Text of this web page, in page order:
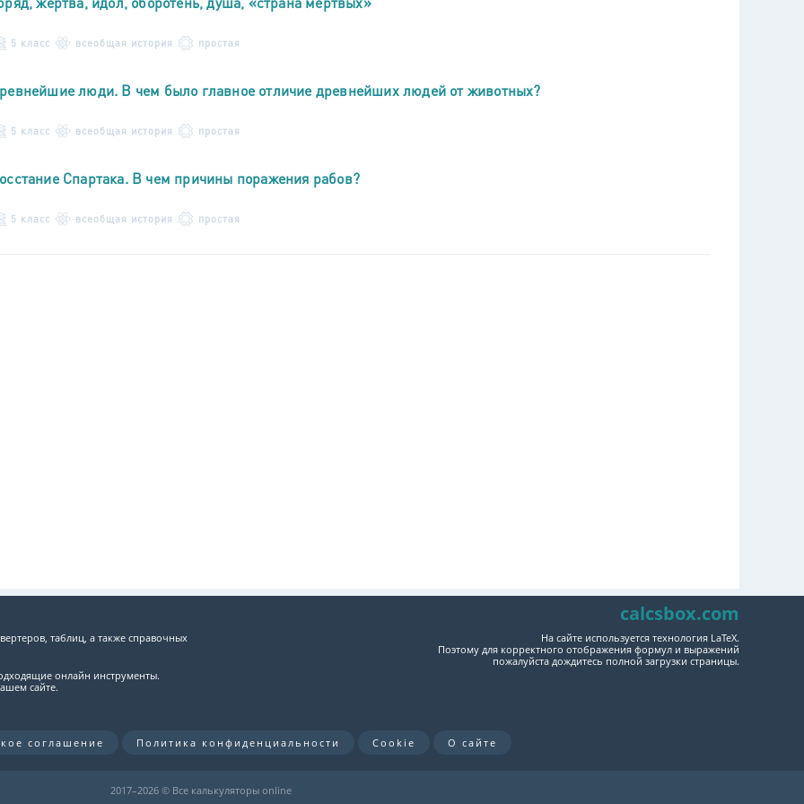
5 класс всеобщая история простая
люди. В чем было главное отличие древнейших людей от животных?
5 класс всеобщая история простая
Спартака. В чем причины поражения рабов?
5 класс всеобщая история простая
таблиц, а также справочных
онлайн инструменты.
сайте.
calcsbox.com
На сайте используется технология LaTeX.
Поэтому для корректного отображения формул и выражений
пожалуйста дождитесь полной загрузки страницы.
соглашение Политика конфиденциальности Cookie О сайте
2017–2026 © Все калькуляторы online